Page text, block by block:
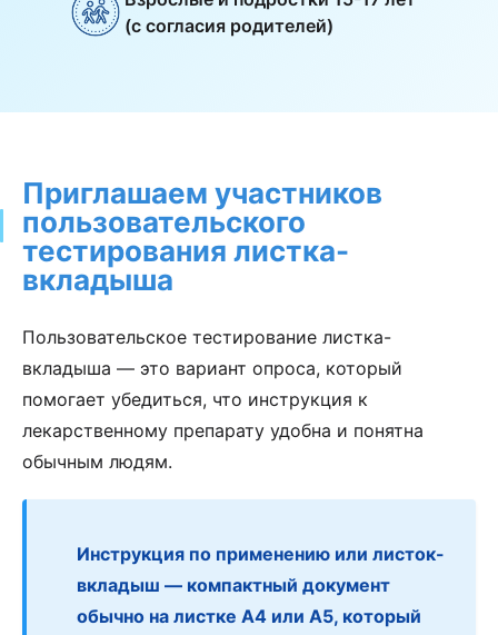
(с согласия родителей)
Приглашаем участников
пользовательского
тестирования листка-
вкладыша
Пользовательское тестирование листка-
вкладыша — это вариант опроса, который
помогает убедиться, что инструкция к
лекарственному препарату удобна и понятна
обычным людям.
Инструкция по применению или листок-
вкладыш — компактный документ
обычно на листке A4 или A5, который